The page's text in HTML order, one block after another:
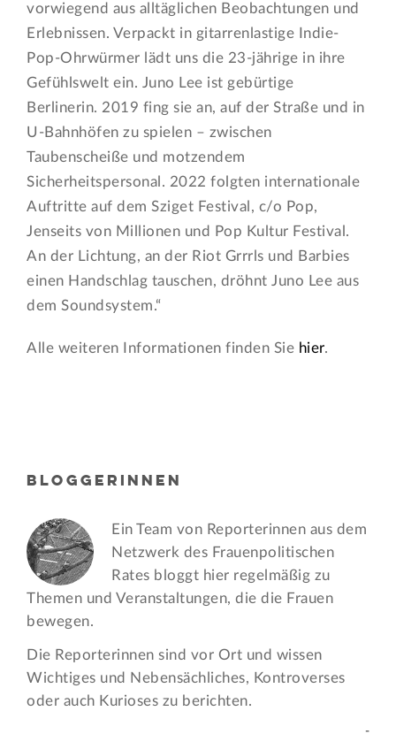
vorwiegend aus alltäglichen Beobachtungen und
Erlebnissen. Verpackt in gitarrenlastige Indie-
Pop-Ohrwürmer lädt uns die 23-jährige in ihre
Gefühlswelt ein. Juno Lee ist gebürtige
Berlinerin. 2019 fing sie an, auf der Straße und in
U-Bahnhöfen zu spielen – zwischen
Taubenscheiße und motzendem
Sicherheitspersonal. 2022 folgten internationale
Auftritte auf dem Sziget Festival, c/o Pop,
Jenseits von Millionen und Pop Kultur Festival.
An der Lichtung, an der Riot Grrrls und Barbies
einen Handschlag tauschen, dröhnt Juno Lee aus
dem Soundsystem.“
Alle weiteren Informationen finden Sie hier.
BLOGGERINNEN
Ein Team von Reporterinnen aus dem
Netzwerk des Frauen­politischen
Rates bloggt hier regelmäßig zu
Themen und Veran­staltungen, die die Frauen
bewegen.
Die Reporterinnen sind vor Ort und wissen
Wichtiges und Nebensächliches, Kontroverses
oder auch Kurioses zu berichten.
-